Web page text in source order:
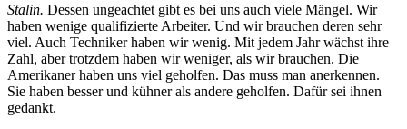
Stalin. Dessen ungeachtet gibt es bei uns auch viele Mängel. Wir
haben wenige qualifizierte Arbeiter. Und wir brauchen deren sehr
viel. Auch Techniker haben wir wenig. Mit jedem Jahr wächst ihre
Zahl, aber trotzdem haben wir weniger, als wir brauchen. Die
Amerikaner haben uns viel geholfen. Das muss man anerkennen.
Sie haben besser und kühner als andere geholfen. Dafür sei ihnen
gedankt.